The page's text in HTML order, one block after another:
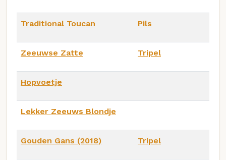
Traditional Toucan Pils
Zeeuwse Zatte Tripel
Hopvoetje
Lekker Zeeuws Blondje
Gouden Gans (2018) Tripel